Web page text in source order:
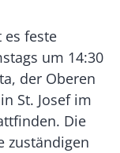
es feste
um 14:30
der Oberen
St. Josef im
Die
zuständigen